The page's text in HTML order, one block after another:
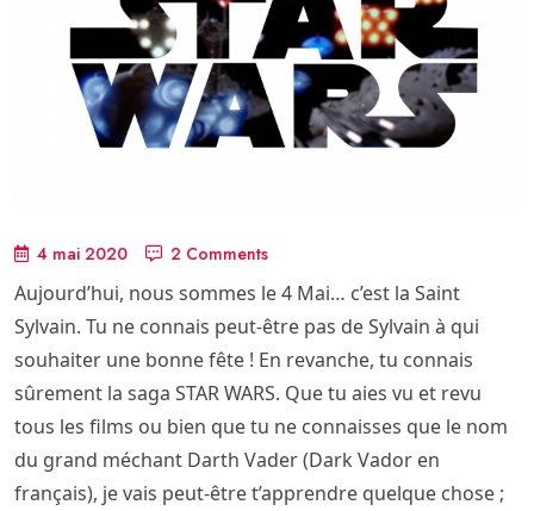
4 mai 2020 2 Comments
Aujourd’hui, nous sommes le 4 Mai… c’est la Saint
Sylvain. Tu ne connais peut-être pas de Sylvain à qui
souhaiter une bonne fête ! En revanche, tu connais
sûrement la saga STAR WARS. Que tu aies vu et revu
tous les films ou bien que tu ne connaisses que le nom
du grand méchant Darth Vader (Dark Vador en
français), je vais peut-être t’apprendre quelque chose ;